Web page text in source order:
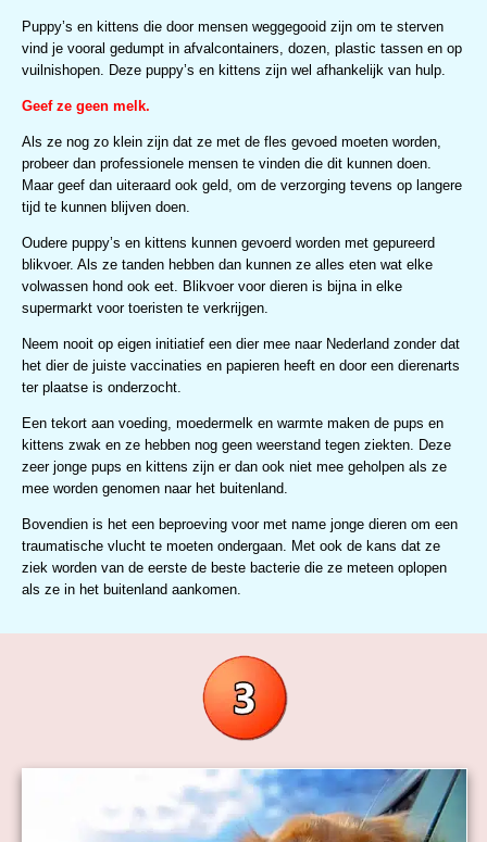
Puppy’s en kittens die door mensen weggegooid zijn om te sterven
vind je vooral gedumpt in afvalcontainers, dozen, plastic tassen en op
vuilnishopen. Deze puppy’s en kittens zijn wel afhankelijk van hulp.
Geef ze geen melk.
Als ze nog zo klein zijn dat ze met de fles gevoed moeten worden,
probeer dan professionele mensen te vinden die dit kunnen doen.
Maar geef dan uiteraard ook geld, om de verzorging tevens op langere
tijd te kunnen blijven doen.
Oudere puppy’s en kittens kunnen gevoerd worden met gepureerd
blikvoer. Als ze tanden hebben dan kunnen ze alles eten wat elke
volwassen hond ook eet. Blikvoer voor dieren is bijna in elke
supermarkt voor toeristen te verkrijgen.
Neem nooit op eigen initiatief een dier mee naar Nederland zonder dat
het dier de juiste vaccinaties en papieren heeft en door een dierenarts
ter plaatse is onderzocht.
Een tekort aan voeding, moedermelk en warmte maken de pups en
kittens zwak en ze hebben nog geen weerstand tegen ziekten. Deze
zeer jonge pups en kittens zijn er dan ook niet mee geholpen als ze
mee worden genomen naar het buitenland.
Bovendien is het een beproeving voor met name jonge dieren om een
traumatische vlucht te moeten ondergaan. Met ook de kans dat ze
ziek worden van de eerste de beste bacterie die ze meteen oplopen
als ze in het buitenland aankomen.